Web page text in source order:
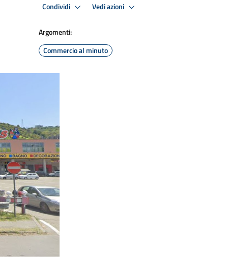
Condividi Vedi azioni
Argomenti:
Commercio al minuto